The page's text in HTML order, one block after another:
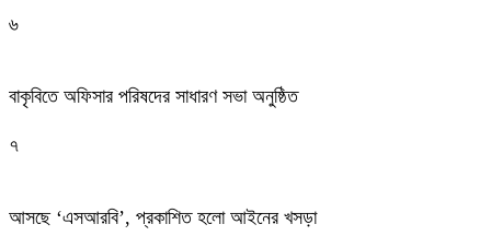
৬
বাকৃবিতে অফিসার পরিষদের সাধারণ সভা অনুষ্ঠিত
৭
আসছে ‘এসআরবি’, প্রকাশিত হলো আইনের খসড়া